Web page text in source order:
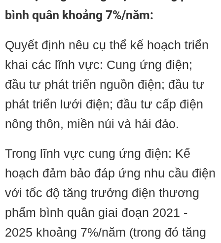
bình quân khoảng 7%/năm:
Quyết định nêu cụ thể kế hoạch triển
khai các lĩnh vực: Cung ứng điện;
đầu tư phát triển nguồn điện; đầu tư
phát triển lưới điện; đầu tư cấp điện
nông thôn, miền núi và hải đảo.
Trong lĩnh vực cung ứng điện: Kế
hoạch đảm bảo đáp ứng nhu cầu điện
với tốc độ tăng trưởng điện thương
phẩm bình quân giai đoạn 2021 -
2025 khoảng 7%/năm (trong đó tăng